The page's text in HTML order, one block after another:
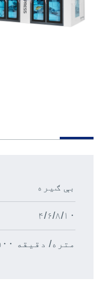
بې ګیره
۴/۶/۸/۱۰
۵۰۰ متره/ دقیقه